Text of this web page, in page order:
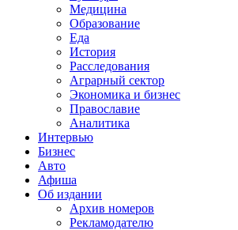
Медицина
Образование
Еда
История
Расследования
Аграрный сектор
Экономика и бизнес
Православие
Аналитика
Интервью
Бизнес
Авто
Афиша
Об издании
Архив номеров
Рекламодателю